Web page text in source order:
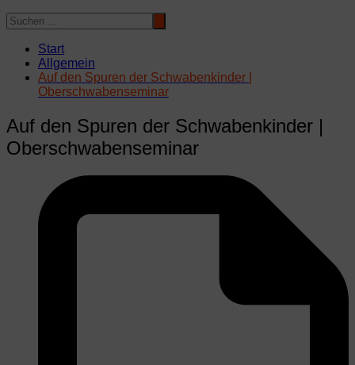
Start
Allgemein
Auf den Spuren der Schwabenkinder |
Oberschwabenseminar
Auf den Spuren der Schwabenkinder |
Oberschwabenseminar